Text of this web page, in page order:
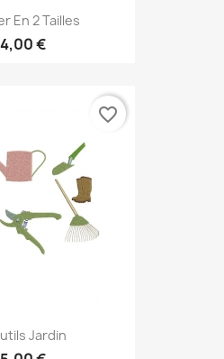
En 2 Tailles
4,00 €
Jardin
favorite_border